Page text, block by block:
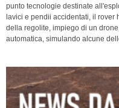
punto tecnologie destinate
lavici e pendii accidentati, il rover
della regolite, impiego di un
automatica, simulando alcune